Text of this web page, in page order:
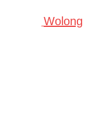
Wolong